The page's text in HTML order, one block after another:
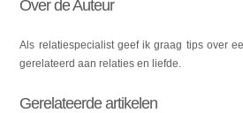
Over de Auteur
Als relatiespecialist geef ik graag tips over
gerelateerd aan relaties en liefde.
Gerelateerde artikelen